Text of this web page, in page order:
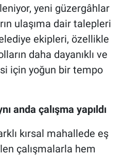
yeni güzergâhlar
ulaşıma dair talepleri
ekipleri, özellikle
daha dayanıklı ve
için yoğun bir tempo
anda çalışma yapıldı
kırsal mahallede eş
çalışmalarla hem